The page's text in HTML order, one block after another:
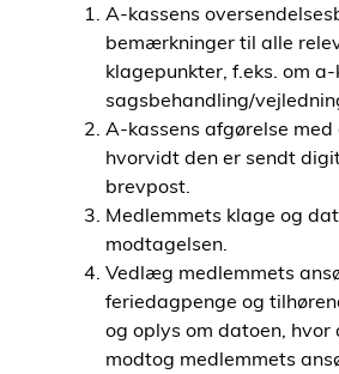
A-kassens
bemærkninger til alle
klagepunkter, f.eks. om
sagsbehandling/
A-kassens afgørelse med
hvorvidt den er sendt
brevpost.
Medlemmets klage og
modtagelsen.
Vedlæg medlemmets
feriedagpenge og
og oplys om datoen, hvor
modtog medlemmets